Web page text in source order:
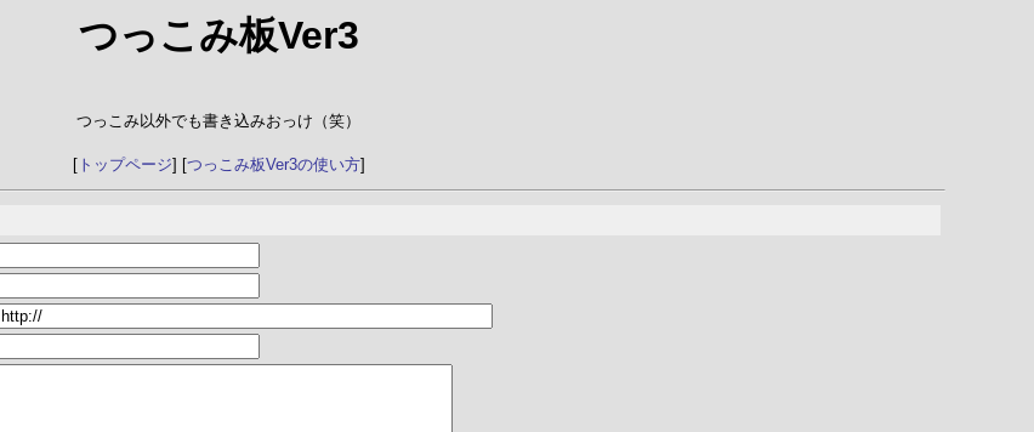
つっこみ板Ver3
つっこみ以外でも書き込みおっけ（笑）
[トップページ] [つっこみ板Ver3の使い方]